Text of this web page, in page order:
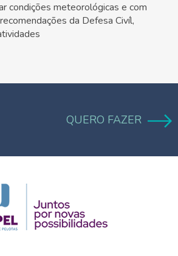
condições meteorológicas e com
da Defesa Civíl,
QUERO FAZER